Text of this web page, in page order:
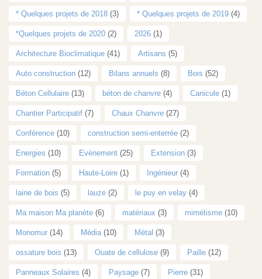
* Quelques projets de 2018 (3) * Quelques projets de 2019 (4)
*Quelques projets de 2020 (2) 2026 (1)
Architecture Bioclimatique (41) Artisans (5)
Auto construction (12) Bilans annuels (8) Bois (52)
Béton Cellulaire (13) béton de chanvre (4) Canicule (1)
Chantier Participatif (7) Chaux Chanvre (27)
Conférence (10) construction semi-enterrée (2)
Energies (10) Evènement (25) Extension (3)
Formation (5) Haute-Loire (1) Ingénieur (4)
laine de bois (5) lauze (2) le puy en velay (4)
Ma maison Ma planète (6) matériaux (3) mimétisme (10)
Monomur (14) Média(10) Métal (3)
ossature bois (13) Ouate de cellulose (9) Paille (12)
Panneaux Solaires (4) Paysage (7) Pierre (31)